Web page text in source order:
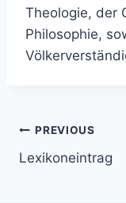
Theologie, der
Philosophie,
Post
navigation
PREVIOUS
Lexikoneintrag